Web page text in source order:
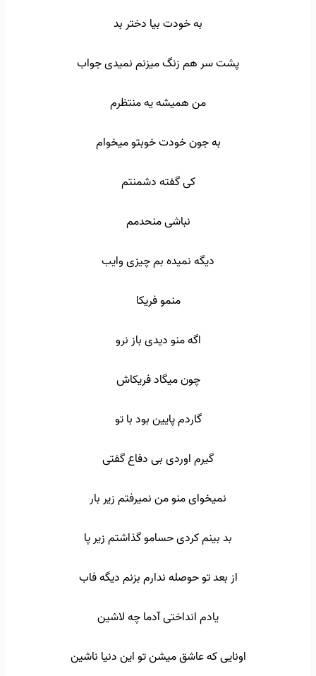
به خودت بیا دختر بد
پشت سر هم زنگ میزنم نمیدی جواب
من همیشه یه منتظرم
به جون خودت خوبتو میخوام
کی گفته دشمنتم
نباشی منحدمم
دیگه نمیده بم چیزی وایب
منمو فریکا
اگه منو دیدی باز نرو
چون میگاد فریکاش
گاردم پایین بود با تو
گیرم اوردی بی دفاع گفتی
نمیخوای منو من نمیرفتم زیر بار
بد بینم کردی حسامو گذاشتم زیر پا
از بعد تو حوصله ندارم بزنم دیگه فاب
یادم انداختی آدما چه لاشین
اونایی که عاشق میشن تو این دنیا ناشین